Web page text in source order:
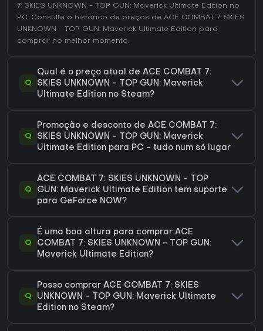
7: SKIES UNKNOWN - TOP GUN: Maverick Ultimate Edition no
PC. Consulte o histórico de preços de ACE COMBAT 7: SKIES
UNKNOWN - TOP GUN: Maverick Ultimate Edition para
comprar no melhor momento.
Q
Qual é o preço atual de ACE COMBAT 7:
SKIES UNKNOWN - TOP GUN: Maverick
Ultimate Edition no Steam?
Q
Promoção e desconto de ACE COMBAT 7:
SKIES UNKNOWN - TOP GUN: Maverick
Ultimate Edition para PC - tudo num só lugar
Q
ACE COMBAT 7: SKIES UNKNOWN - TOP
GUN: Maverick Ultimate Edition tem suporte
para GeForce NOW?
Q
É uma boa altura para comprar ACE
COMBAT 7: SKIES UNKNOWN - TOP GUN:
Maverick Ultimate Edition?
Q
Posso comprar ACE COMBAT 7: SKIES
UNKNOWN - TOP GUN: Maverick Ultimate
Edition no Steam?